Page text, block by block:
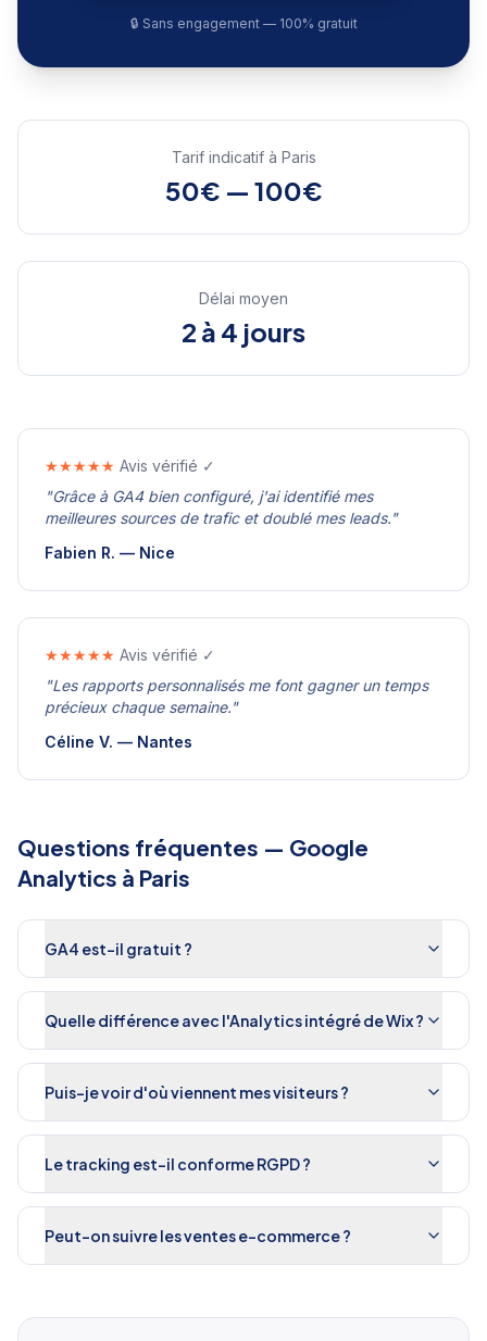
🔒 Sans engagement — 100% gratuit
Tarif indicatif à Paris
50€ — 100€
Délai moyen
2 à 4 jours
★★★★★ Avis vérifié ✓
"Grâce à GA4 bien configuré, j'ai identifié mes
meilleures sources de trafic et doublé mes leads."
Fabien R. — Nice
★★★★★ Avis vérifié ✓
"Les rapports personnalisés me font gagner un temps
précieux chaque semaine."
Céline V. — Nantes
Questions fréquentes — Google
Analytics à Paris
GA4 est-il gratuit ?
Quelle différence avec l'Analytics intégré de Wix ?
Puis-je voir d'où viennent mes visiteurs ?
Le tracking est-il conforme RGPD ?
Peut-on suivre les ventes e-commerce ?